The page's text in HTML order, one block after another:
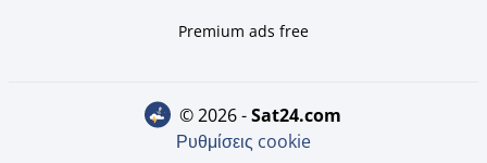
Premium ads free
© 2026 - sat24.com
Ρυθμίσεις cookie